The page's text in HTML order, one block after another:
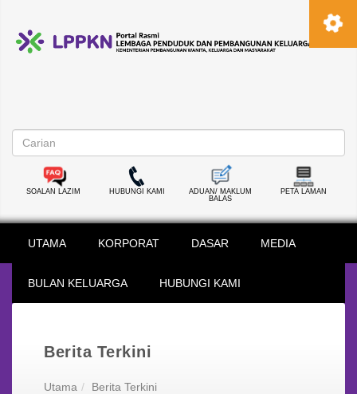
SOALAN LAZIM HUBUNGI KAMI
ADUAN/ MAKLUM
BALAS
PETA LAMAN
UTAMA KORPORAT DASAR MEDIA
BULAN KELUARGA HUBUNGI KAMI
Berita Terkini
Utama Berita Terkini